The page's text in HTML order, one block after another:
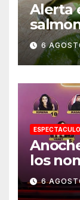
Alerta
casos
6
los
los
la
6